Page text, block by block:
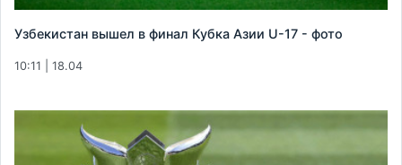
Узбекистан вышел в финал Кубка Азии U-17 - фото
10:11 | 18.04